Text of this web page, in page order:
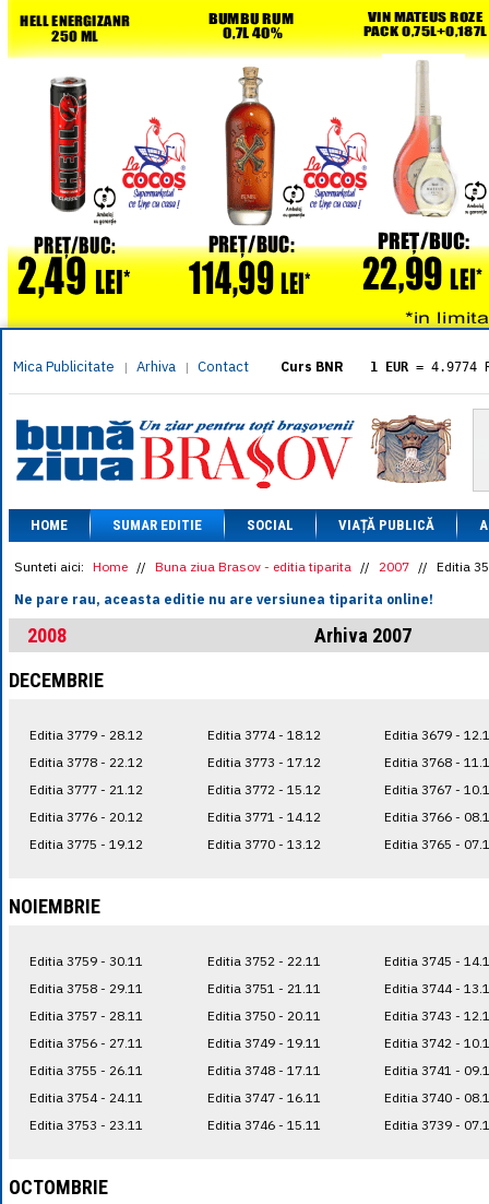
Mica Publicitate | Arhiva | Contact Curs BNR 1 EUR = 4.9774
= 5.8304
1 XAU= 464.4611
1 AED= 1.1933
1 AUD= 2.7957
1 BGN= 2.5449
1 CAD= 3.1559
1 CHF= 5.2813
1 CNY= 0.6015
1 DKK= 0.6668
1 EGP= 0.0860
1 HUF= 1.2223
1 MXN= 0.2227
1 NOK= 0.4191
1 RSD= 0.0425
1 RUB= 0.0530
HOME SUMAR EDITIE SOCIAL VIAȚĂ PUBLICĂ
Sunteti aici: Home // Buna ziua Brasov - editia tiparita // 2007 // Editia
Ne pare rau, aceasta editie nu are versiunea tiparita online!
2008
Arhiva 2007
DECEMBRIE
Editia 3779 - 28.12
Editia 3778 - 22.12
Editia 3777 - 21.12
Editia 3776 - 20.12
Editia 3775 - 19.12
Editia 3774 - 18.12
Editia 3773 - 17.12
Editia 3772 - 15.12
Editia 3771 - 14.12
Editia 3770 - 13.12
Editia 3679 -
Editia 3768 -
Editia 3767 -
Editia 3766 -
Editia 3765 -
NOIEMBRIE
Editia 3759 - 30.11
Editia 3758 - 29.11
Editia 3757 - 28.11
Editia 3756 - 27.11
Editia 3755 - 26.11
Editia 3754 - 24.11
Editia 3753 - 23.11
Editia 3752 - 22.11
Editia 3751 - 21.11
Editia 3750 - 20.11
Editia 3749 - 19.11
Editia 3748 - 17.11
Editia 3747 - 16.11
Editia 3746 - 15.11
Editia 3745 -
Editia 3744 -
Editia 3743 -
Editia 3742 -
Editia 3741 -
Editia 3740 -
Editia 3739 -
OCTOMBRIE